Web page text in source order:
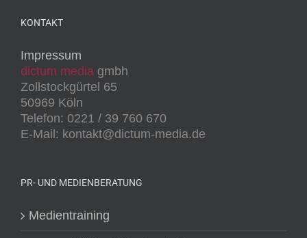
KONTAKT
Impressum
dictum media gmbh
Zollstockgürtel 65
50969 Köln
Telefon: 0221 / 39 760 670
E-Mail: kontakt@dictum-media.de
PR- UND MEDIENBERATUNG
Medientraining